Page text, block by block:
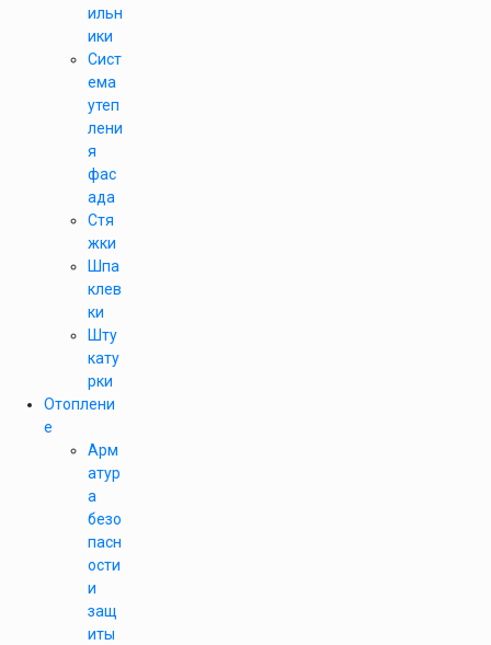
ильн
ики
Сист
ема
утеп
лени
я
фас
ада
Стя
жки
Шпа
клев
ки
Шту
кату
рки
Отоплени
е
Арм
атур
а
безо
пасн
ости
и
защ
иты